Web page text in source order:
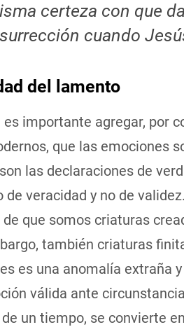
certeza con que
cuando
del lamento
es importante agregar, por
que las emociones
las declaraciones de
de veracidad y no de
de que somos criaturas
también criaturas
es una anomalía extraña
válida ante
un tiempo, se convierte